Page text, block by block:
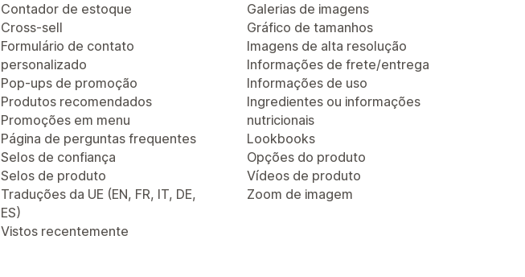
Contador de estoque
Cross-sell
Formulário de contato
personalizado
Pop-ups de promoção
Produtos recomendados
Promoções em menu
Página de perguntas frequentes
Selos de confiança
Selos de produto
Traduções da UE (EN, FR, IT, DE,
ES)
Vistos recentemente
Galerias de imagens
Gráfico de tamanhos
Imagens de alta resolução
Informações de frete/entrega
Informações de uso
Ingredientes ou informações
nutricionais
Lookbooks
Opções do produto
Vídeos de produto
Zoom de imagem